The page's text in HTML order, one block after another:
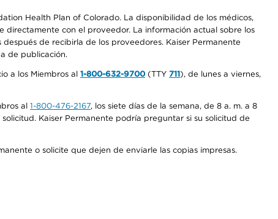
Health Plan of Colorado. La disponibilidad de los médicos,
directamente con el proveedor. La información actual sobre los
de recibirla de los proveedores. Kaiser Permanente
de publicación.
a los Miembros al 1-800-632-9700(TTY 711), de lunes a viernes,
al 1-800-476-2167, los siete días de la semana, de 8 a. m. a 8
Kaiser Permanente podría preguntar si su solicitud de
o solicite que dejen de enviarle las copias impresas.